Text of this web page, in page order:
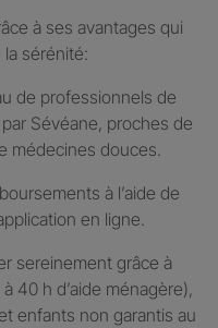
à ses avantages qui
sérénité:
de professionnels de
Sévéane, proches de
médecines douces.
à l’aide de
en ligne.
sereinement grâce à
40 h d’aide ménagère),
enfants non garantis au